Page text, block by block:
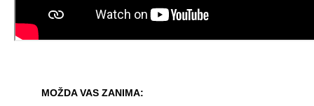
MOŽDA VAS ZANIMA: